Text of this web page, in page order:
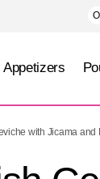
Appetizers
with Jicama and